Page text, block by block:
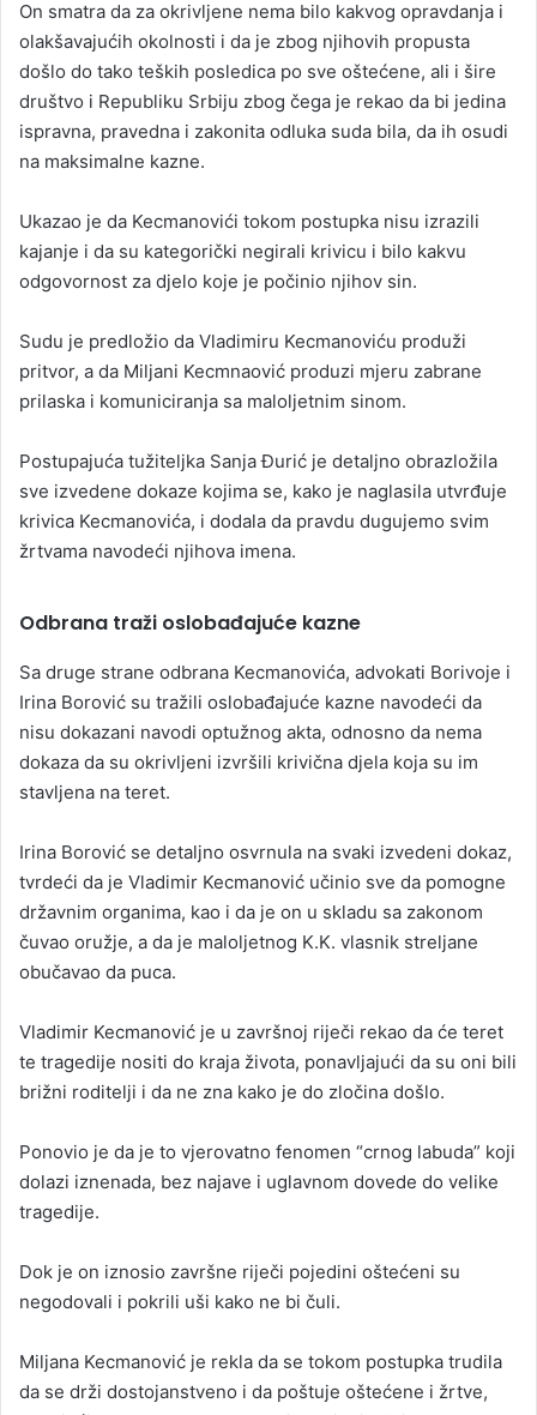
On smatra da za okrivljene nema bilo kakvog opravdanja i
olakšavajućih okolnosti i da je zbog njihovih propusta
došlo do tako teških posledica po sve oštećene, ali i šire
društvo i Republiku Srbiju zbog čega je rekao da bi jedina
ispravna, pravedna i zakonita odluka suda bila, da ih osudi
na maksimalne kazne.
Ukazao je da Kecmanovići tokom postupka nisu izrazili
kajanje i da su kategorički negirali krivicu i bilo kakvu
odgovornost za djelo koje je počinio njihov sin.
Sudu je predložio da Vladimiru Kecmanoviću produži
pritvor, a da Miljani Kecmnaović produzi mjeru zabrane
prilaska i komuniciranja sa maloljetnim sinom.
Postupajuća tužiteljka Sanja Đurić je detaljno obrazložila
sve izvedene dokaze kojima se, kako je naglasila utvrđuje
krivica Kecmanovića, i dodala da pravdu dugujemo svim
žrtvama navodeći njihova imena.
Odbrana traži oslobađajuće kazne
Sa druge strane odbrana Kecmanovića, advokati Borivoje i
Irina Borović su tražili oslobađajuće kazne navodeći da
nisu dokazani navodi optužnog akta, odnosno da nema
dokaza da su okrivljeni izvršili krivična djela koja su im
stavljena na teret.
Irina Borović se detaljno osvrnula na svaki izvedeni dokaz,
tvrdeći da je Vladimir Kecmanović učinio sve da pomogne
državnim organima, kao i da je on u skladu sa zakonom
čuvao oružje, a da je maloljetnog K.K. vlasnik streljane
obučavao da puca.
Vladimir Kecmanović je u završnoj riječi rekao da će teret
te tragedije nositi do kraja života, ponavljajući da su oni bili
brižni roditelji i da ne zna kako je do zločina došlo.
Ponovio je da je to vjerovatno fenomen “crnog labuda” koji
dolazi iznenada, bez najave i uglavnom dovede do velike
tragedije.
Dok je on iznosio završne riječi pojedini oštećeni su
negodovali i pokrili uši kako ne bi čuli.
Miljana Kecmanović je rekla da se tokom postupka trudila
da se drži dostojanstveno i da poštuje oštećene i žrtve,